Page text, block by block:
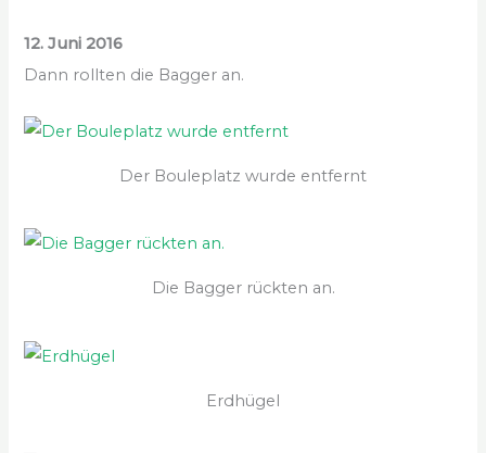
12. Juni 2016
Dann rollten die Bagger an.
Der Bouleplatz wurde entfernt
Die Bagger rückten an.
Erdhügel